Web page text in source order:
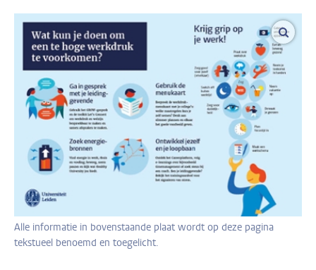
Alle informatie in bovenstaande plaat wordt op deze pagina
tekstueel benoemd en toegelicht.